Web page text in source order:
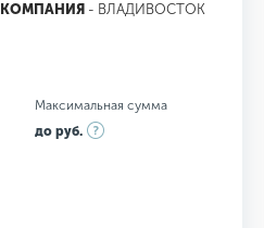
КОМПАНИЯ - ВЛАДИВОСТОК
Максимальная сумма
до руб.